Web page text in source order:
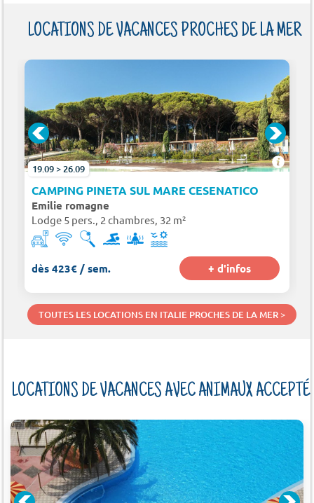
LOCATIONS DE VACANCES PROCHES DE LA MER
19.09 > 26.09
CAMPING PINETA SUL MARE CESENATICO
Emilie romagne
Lodge 5 pers., 2 chambres, 32 m²
dès 423€ / sem. + d'infos
TOUTES LES LOCATIONS EN ITALIE PROCHES DE LA MER >
LOCATIONS DE VACANCES AVEC ANIMAUX